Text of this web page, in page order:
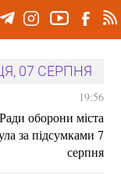
07 СЕРПНЯ
19:56
оборони міста
за підсумками 7
серпня